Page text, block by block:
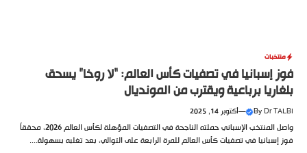
منتخبات
فوز إسبانيا في تصفيات كأس العالم: “لا روخا” يسحق
بلغاريا برباعية ويقترب من المونديال
By Dr TALBI
—أكتوبر 14, 2025
واصل المنتخب الإسباني حملته الناجحة في التصفيات المؤهلة لكأس العالم 2026، محققاً
فوز إسبانيا في تصفيات كأس العالم للمرة الرابعة على التوالي، بعد تغلبه بسهولة....